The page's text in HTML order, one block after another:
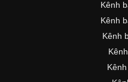
Kênh
Kênh
Kênh